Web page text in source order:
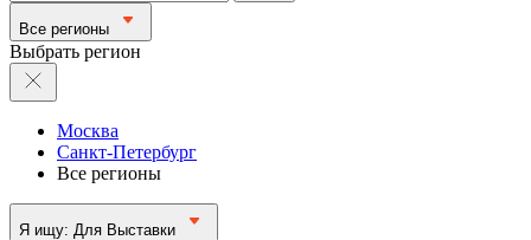
Все регионы
Выбрать регион
Москва
Санкт-Петербург
Все регионы
Я ищу: Для Выставки